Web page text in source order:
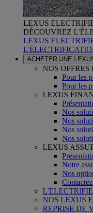
LEXUS
DÉCOUVREZ
LEXUS
ACHETER UNE
NOS
Pour les
Pour les
LEXUS
Nos
Nos
Nos
Nos
LEXUS
Notre
Nos
NOS LEXUS
REPRISE DE